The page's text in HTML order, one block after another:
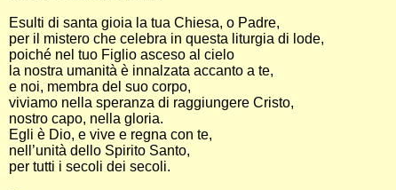
Esulti di santa gioia la tua Chiesa, o Padre,
per il mistero che celebra in questa liturgia di lode,
poiché nel tuo Figlio asceso al cielo
la nostra umanità è innalzata accanto a te,
e noi, membra del suo corpo,
viviamo nella speranza di raggiungere Cristo,
nostro capo, nella gloria.
Egli è Dio, e vive e regna con te,
nell’unità dello Spirito Santo,
per tutti i secoli dei secoli.